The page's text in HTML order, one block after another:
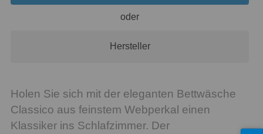
oder
Hersteller
Holen Sie sich mit der eleganten Bettwäsche
Classico aus feinstem Webperkal einen
Klassiker ins Schlafzimmer. Der